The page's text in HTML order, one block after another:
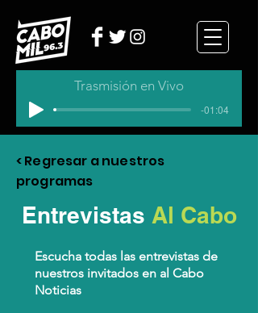
Trasmisión en Vivo
-01:04
< Regresar a nuestros
programas
Entrevistas Al Cabo
Escucha todas las entrevistas de
nuestros invitados en al Cabo
Noticias